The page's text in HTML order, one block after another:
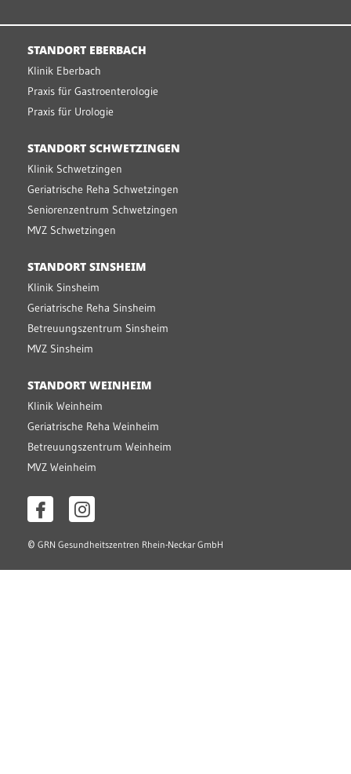
STANDORT EBERBACH
Klinik Eberbach
Praxis für Gastroenterologie
Praxis für Urologie
STANDORT SCHWETZINGEN
Klinik Schwetzingen
Geriatrische Reha Schwetzingen
Seniorenzentrum Schwetzingen
MVZ Schwetzingen
STANDORT SINSHEIM
Klinik Sinsheim
Geriatrische Reha Sinsheim
Betreuungszentrum Sinsheim
MVZ Sinsheim
STANDORT WEINHEIM
Klinik Weinheim
Geriatrische Reha Weinheim
Betreuungszentrum Weinheim
MVZ Weinheim
© GRN Gesundheitszentren Rhein-Neckar GmbH